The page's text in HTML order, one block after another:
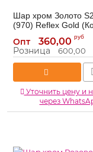
Шар хром Золото
(970) Reflex Gold
Артикул: 224970-1
Опт 360,00 руб
Розница 600,00
Уточнить цену и
через